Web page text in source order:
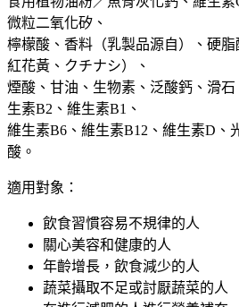
瓶
裝
大
阪
實
體
藥
妝
店
送
數
量
微粒二氧化矽、
檸檬酸、香料（乳製品源自）、硬脂
紅花黃、クチナシ）、
煙酸、甘油、生物素、泛酸鈣、滑
生素B2、維生素B1、
維生素B6、維生素B12、維生素D、
酸。
適用對象：
飲食習慣容易不規律的人
關心美容和健康的人
年齡增長，飲食減少的人
蔬菜攝取不足或討厭蔬菜的人